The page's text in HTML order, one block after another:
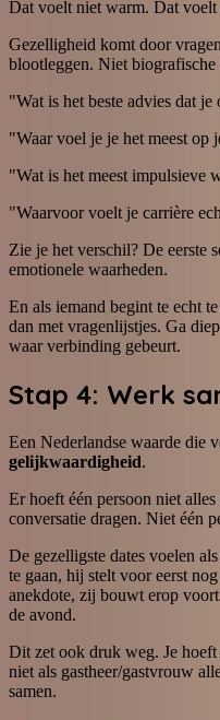
Dat voelt niet warm. Dat voelt
Gezelligheid komt door
blootleggen. Niet biografische
"Wat is het beste advies dat
"Waar voel je je het meest op
"Wat is het meest impulsieve
"Waarvoor voelt je carrière
Zie je het verschil? De eerste
emotionele waarheden.
En als iemand begint te echt
dan met vragenlijstjes. Ga
waar verbinding gebeurt.
Stap 4: Werk
Een Nederlandse waarde die
gelijkwaardigheid.
Er hoeft één persoon niet
conversatie dragen. Niet één
De gezelligste dates voelen
te gaan, hij stelt voor eerst
anekdote, zij bouwt erop
de avond.
Dit zet ook druk weg. Je
niet als gastheer/gastvrouw
samen.